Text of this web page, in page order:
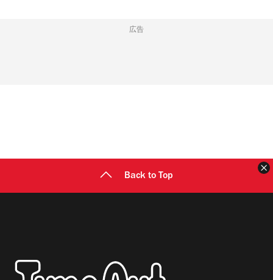
広告
Back to Top